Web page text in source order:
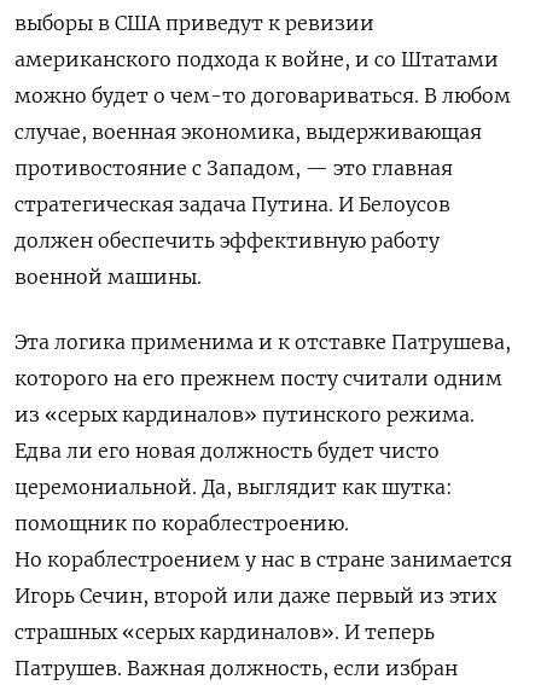
выборы в США приведут к ревизии
американского подхода к войне, и со Штатами
можно будет о чем-то договариваться. В любом
случае, военная экономика, выдерживающая
противостояние с Западом, — это главная
стратегическая задача Путина. И Белоусов
должен обеспечить эффективную работу
военной машины.
Эта логика применима и к отставке Патрушева,
которого на его прежнем посту считали одним
из «серых кардиналов» путинского режима.
Едва ли его новая должность будет чисто
церемониальной. Да, выглядит как шутка:
помощник по кораблестроению.
Но кораблестроением у нас в стране занимается
Игорь Сечин, второй или даже первый из этих
страшных «серых кардиналов». И теперь
Патрушев. Важная должность, если избран